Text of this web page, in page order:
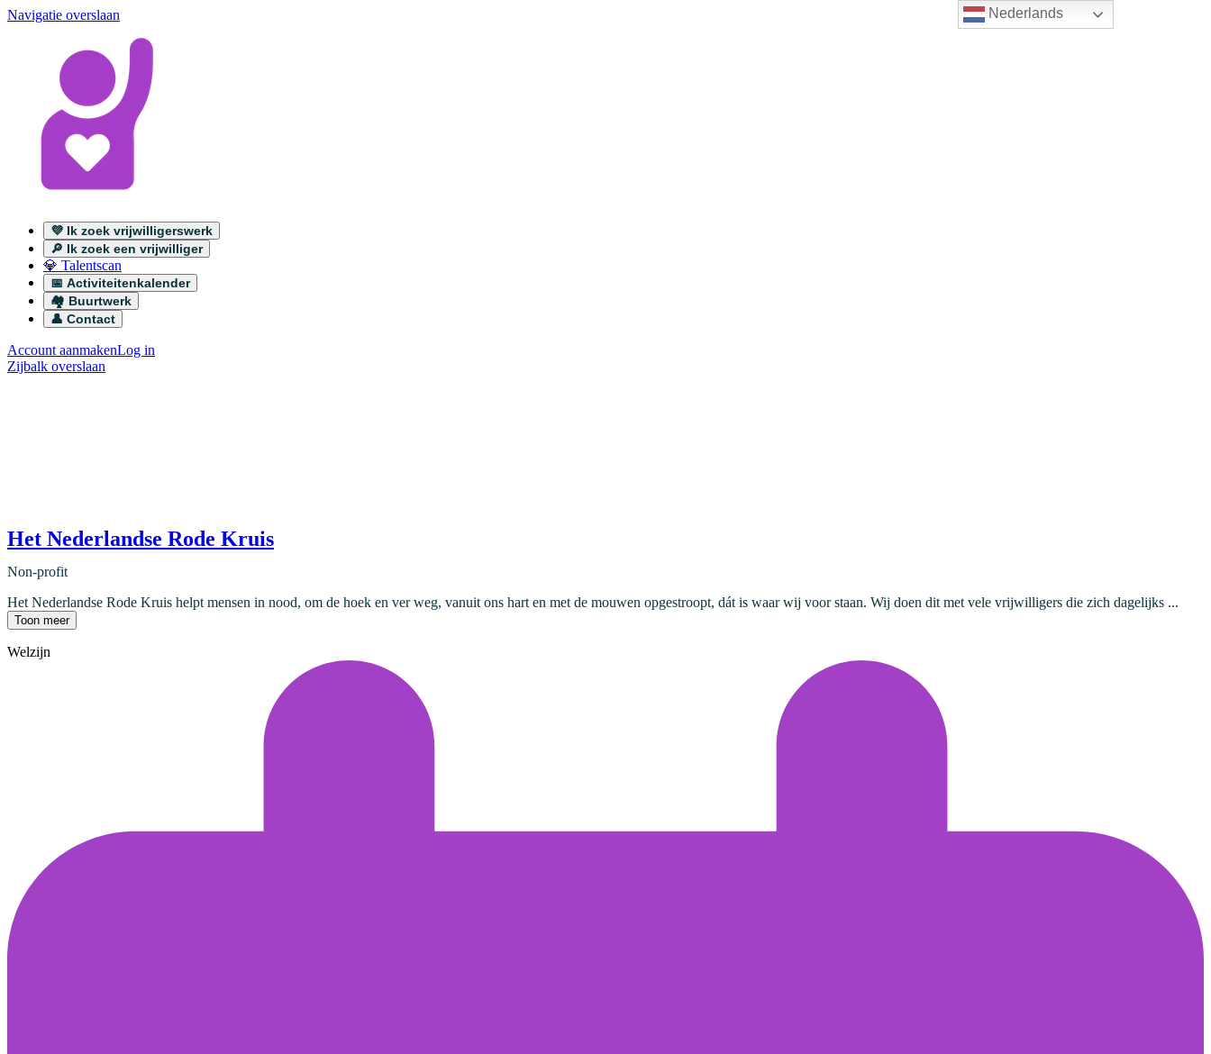
Nederlands
Navigatie overslaan
💜 Ik zoek vrijwilligerswerk
🔎 Ik zoek een vrijwilliger
💎 Talentscan
📅 Activiteitenkalender
🏘️ Buurtwerk
👤 Contact
Account aanmakenLog in
Zijbalk overslaan
Het Nederlandse Rode Kruis
Non-profit
Het Nederlandse Rode Kruis helpt mensen in nood, om de hoek en ver weg, vanuit ons hart en met de mouwen opgestroopt, dát is waar wij voor staan. Wij doen dit met vele vrijwilligers die zich dagelijks ...
Toon meer
Welzijn